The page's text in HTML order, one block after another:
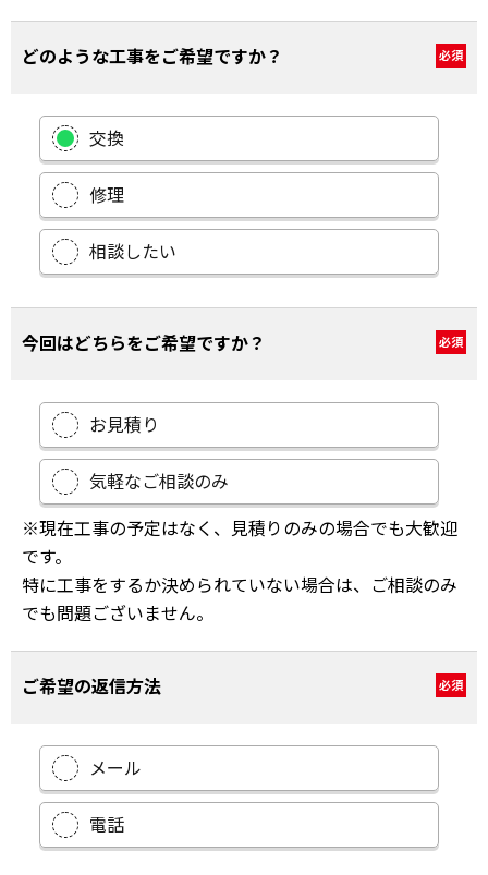
どのような工事をご希望ですか？ 必須
交換
修理
相談したい
今回はどちらをご希望ですか？ 必須
お見積り
気軽なご相談のみ
※現在工事の予定はなく、見積りのみの場合でも大歓迎
です。
特に工事をするか決められていない場合は、ご相談のみ
でも問題ございません。
ご希望の返信方法 必須
メール
電話